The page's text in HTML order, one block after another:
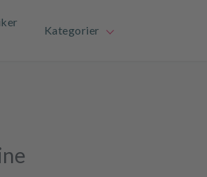
Kategorier